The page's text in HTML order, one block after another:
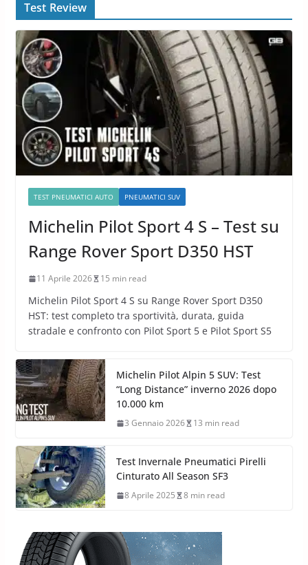
Test Review
TEST PNEUMATICI AUTO PNEUMATICI SUV
Michelin Pilot Sport 4 S – Test su
Range Rover Sport D350 HST
11 Aprile 2026 15 min read
Michelin Pilot Sport 4 S su Range Rover Sport D350
HST: test completo tra sportività, durata, guida
stradale e confronto con Pilot Sport 5 e Pilot Sport S5
Michelin Pilot Alpin 5 SUV: Test
“Long Distance” inverno 2026 dopo
10.000 km
3 Gennaio 2026 13 min read
Test Invernale Pneumatici Pirelli
Cinturato All Season SF3
8 Aprile 2025 8 min read